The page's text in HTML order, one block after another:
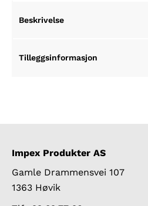
Beskrivelse
Tilleggsinformasjon
Impex Produkter AS
Gamle Drammensvei 107
1363 Høvik